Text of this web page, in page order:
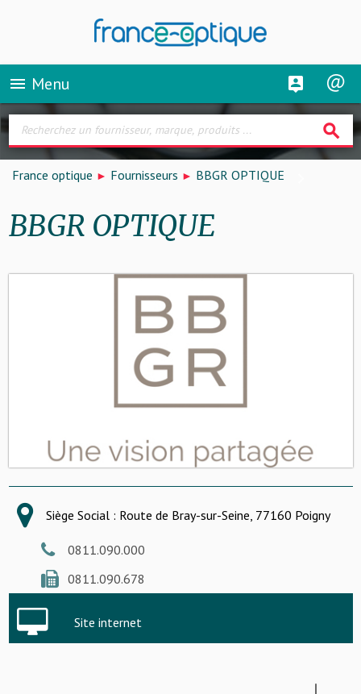
menu Menu
search
France optique Fournisseurs BBGR OPTIQUE
BBGR OPTIQUE
Siège Social : Route de Bray-sur-Seine, 77160 Poigny
0811.090.000
0811.090.678
Site internet